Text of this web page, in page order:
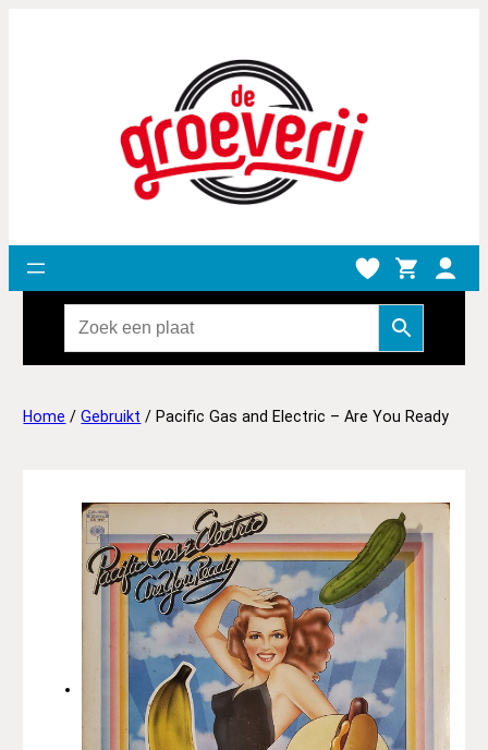
Home /Gebruikt / Pacific Gas and Electric – Are You Ready